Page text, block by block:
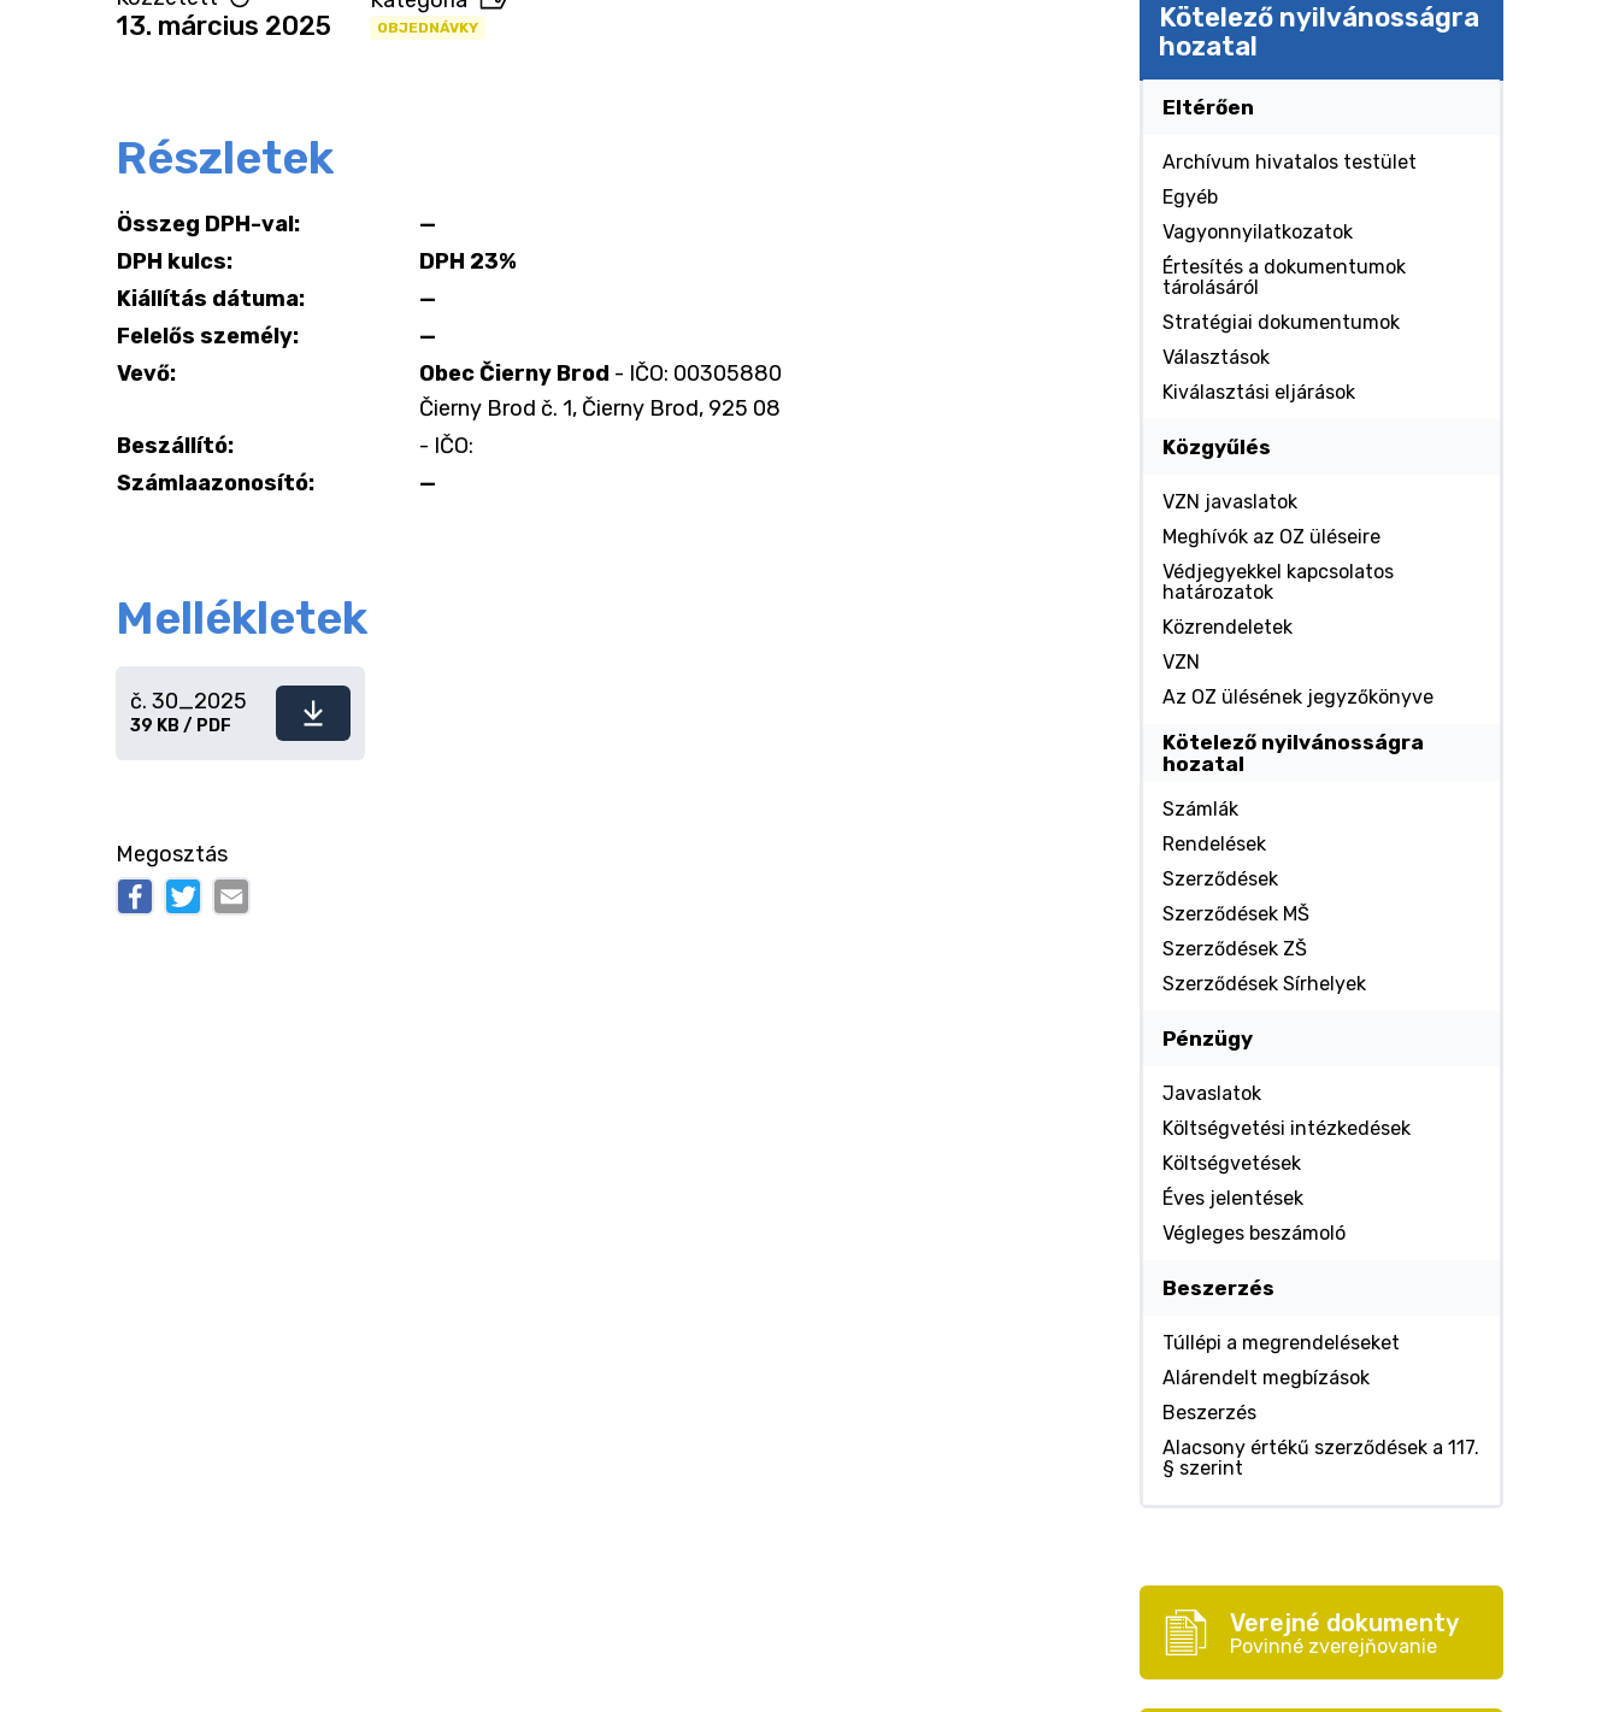
13. március 2025 OBJEDNÁVKY
Részletek
Összeg DPH-val:
—
DPH kulcs:
DPH 23%
Kiállítás dátuma:
—
Felelős személy:
—
Vevő:
Obec Čierny Brod - IČO: 00305880
Čierny Brod č. 1, Čierny Brod, 925 08
Beszállító:
- IČO:
Számlaazonosító:
—
Mellékletek
Fájl
č. 30_2025
39 KB / PDF
Megosztás
Kötelező nyilvánosságra
hozatal
Eltérően
Archívum hivatalos testület
Egyéb
Vagyonnyilatkozatok
Értesítés a dokumentumok
tárolásáról
Stratégiai dokumentumok
Választások
Kiválasztási eljárások
Közgyűlés
VZN javaslatok
Meghívók az OZ üléseire
Védjegyekkel kapcsolatos
határozatok
Közrendeletek
VZN
Az OZ ülésének jegyzőkönyve
Kötelező nyilvánosságra
hozatal
Számlák
Rendelések
Szerződések
Szerződések MŠ
Szerződések ZŠ
Szerződések Sírhelyek
Pénzügy
Javaslatok
Költségvetési intézkedések
Költségvetések
Éves jelentések
Végleges beszámoló
Beszerzés
Túllépi a megrendeléseket
Alárendelt megbízások
Beszerzés
Alacsony értékű szerződések a 117.
§ szerint
Verejné dokumenty
Povinné zverejňovanie